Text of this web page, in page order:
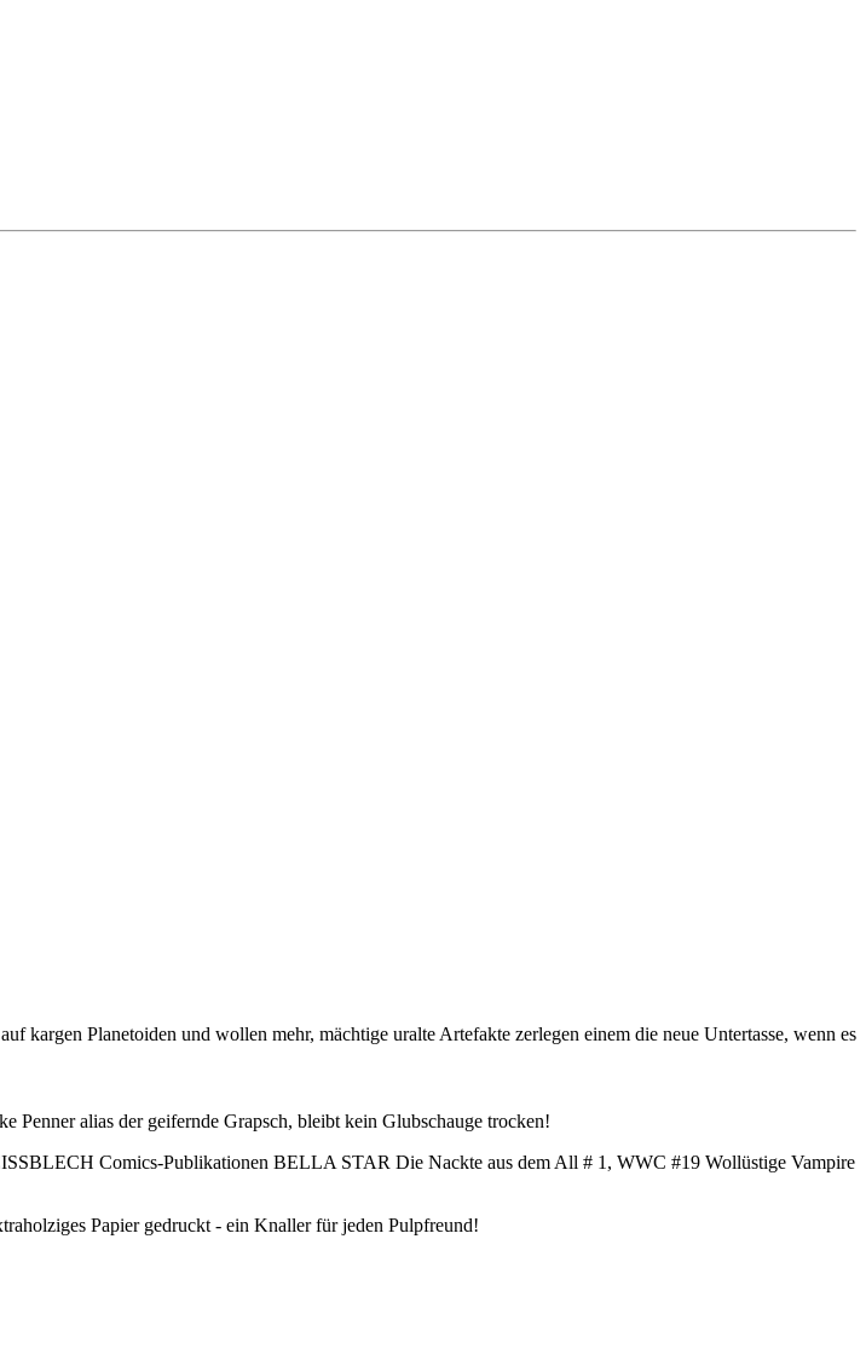
kargen Planetoiden und wollen mehr, mächtige uralte Artefakte zerlegen einem die neue Untertasse, wenn es
Penner alias der geifernde Grapsch, bleibt kein Glubschauge trocken!
Comics-Publikationen BELLA STAR Die Nackte aus dem All # 1, WWC #19 Wollüstige Vampire
Papier gedruckt - ein Knaller für jeden Pulpfreund!